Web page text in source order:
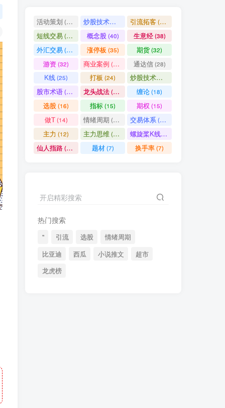
活动策划 (49) 炒股技术指标 (48)引流拓客(46)
短线交易(40) 概念股(40) 生意经(38)
外汇交易(37) 涨停板 (35) 期货(32)
游资 (32) 商业案例 (30) 通达信(28)
K线(25) 打板 (24) 炒股技术形态
股市术语(21) 龙头战法(20) 缠论(18)
选股(16) 指标(15) 期权 (15)
做T(14) 情绪周期 (14) 交易体系(12)
主力 (12) 主力思维(12) 螺旋桨K线
(11)
仙人指路(10) 题材(7) 换手率(7)
开启精彩搜索
热门搜索
" 引流 选股
情绪周期
比亚迪
西瓜 小说推文
超市
龙虎榜
七日阅读量排名
满足你的好奇心
热门文章 最新发布 随机推荐
1 超级简单！同花顺K线界面显示行业概念指标代码图解
2 股票打板、上板、封板、翘板、炸板是什么意思？炒股你必须懂的暗语！
短线交易必须要懂的术语有哪些？股票分时水上、水下是什么意思？
6 全程图解超详细！何为打板以及打板战法的精髓